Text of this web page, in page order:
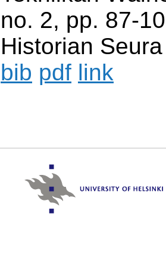
no. 2, pp. 87-
Historian
bib pdf link